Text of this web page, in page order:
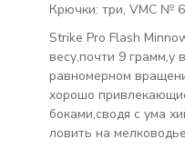
Крючки: три, VMC № 6
Strike Pro Flash
весу,почти 9 грамм,у
равномерном
хорошо
боками,сводя с ума
ловить на